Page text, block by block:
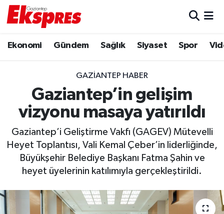
Ekonomi Gündem Sağlık Siyaset Spor
GAZIANTEP HABER
Gaziantep’in gelişim
vizyonu masaya yatırıldı
Gaziantep’i Geliştirme Vakfı (GAGEV) Mütevelli
Heyet Toplantısı, Vali Kemal Çeber’in liderliğinde,
Büyükşehir Belediye Başkanı Fatma Şahin ve
heyet üyelerinin katılımıyla gerçekleştirildi.
Ekonomi
Gaziantep son dakika
Genel
Gündem
Haberler
Kültür Sanat
Trafik Durumu
Puan Durumu ve Fikstür
Tüm Manşetler
Son Dakika Haberleri
Haber Arşivi